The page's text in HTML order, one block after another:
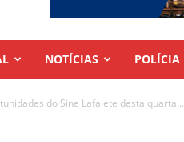
NOTÍCIAS POLÍCIA
do Sine Lafaiete desta quarta...